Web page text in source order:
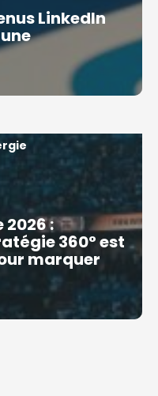
LinkedIn
une
2026 :
360° est
marquer